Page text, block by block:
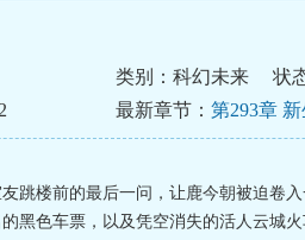
类别：科幻未来
状
最新章节： 第293章 新
友跳楼前的最后一问，让鹿今朝被迫卷
黑色车票，以及凭空消失的活人云城